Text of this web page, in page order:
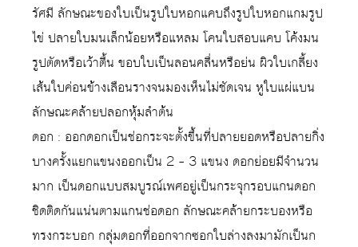
รัศมี ลักษณะของใบเป็นรูปใบหอกแคบถึงรูปใบหอกแกมรูป
ไข่ ปลายใบมนเล็กน้อยหรือแหลม โคนใบสอบแคบ โค้งมน
รูปตัดหรือเว้าตื้น ขอบใบเป็นลอนคลื่นหรือย่น ผิวใบเกลี้ยง
เส้นใบค่อนข้างเลือนรางจนมองเห็นไม่ชัดเจน หูใบแผ่แบน
ลักษณะคล้ายปลอกหุ้มลำต้น
ดอก : ออกดอกเป็นช่อกระจะตั้งขึ้นที่ปลายยอดหรือปลายกิ่ง
บางครั้งแยกแขนงออกเป็น 2 – 3 แขนง ดอกย่อยมีจำนวน
มาก เป็นดอกแบบสมบูรณ์เพศอยู่เป็นกระจุกรอบแกนดอก
ชิดติดกันแน่นตามแกนช่อดอก ลักษณะคล้ายกระบองหรือ
ทรงกระบอก กลุ่มดอกที่ออกจากซอกใบล่างลงมามักเป็นก